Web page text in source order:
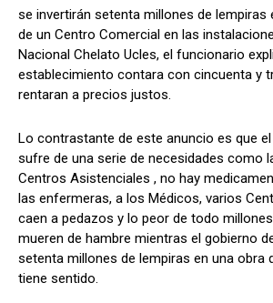
Comparta
Facebook X WhatsApp
Síganos
Comparta
Facebook X WhatsApp
Síganos
se invertirán setenta millones de lempiras
de un Centro Comercial en las
Nacional Chelato Ucles, el funcionario
establecimiento contara con cincuenta y
rentaran a precios justos.
Lo contrastante de este anuncio es que
sufre de una serie de necesidades como
Centros Asistenciales , no hay
las enfermeras, a los Médicos, varios
caen a pedazos y lo peor de todo
mueren de hambre mientras el gobierno
setenta millones de lempiras en una obra
tiene sentido.